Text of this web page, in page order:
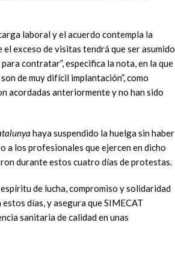
laboral y el acuerdo contempla la
exceso de visitas tendrá que ser asumido
contratar”, especifica la nota, en la que
de muy difícil implantación”, como
acordadas anteriormente y no han sido
haya suspendido la huelga sin haber
a los profesionales que ejercen en dicho
durante estos cuatro días de protestas.
de lucha, compromiso y solidaridad
días, y asegura que SIMECAT
sanitaria de calidad en unas